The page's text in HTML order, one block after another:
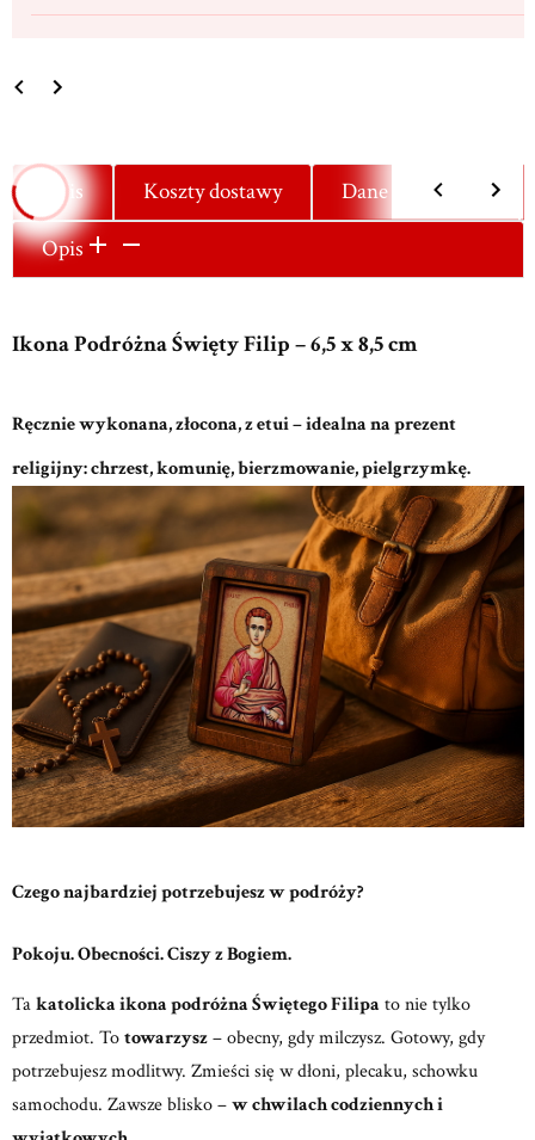
Opis Koszty dostawy
Dane techniczne
Opis
Ikona Podróżna Święty Filip – 6,5 x 8,5 cm
Ręcznie wykonana, złocona, z etui – idealna na prezent
religijny: chrzest, komunię, bierzmowanie, pielgrzymkę.
Czego najbardziej potrzebujesz w podróży?
Pokoju. Obecności. Ciszy z Bogiem.
Ta katolicka ikona podróżna Świętego Filipa to nie tylko
przedmiot. To towarzysz – obecny, gdy milczysz. Gotowy, gdy
potrzebujesz modlitwy. Zmieści się w dłoni, plecaku, schowku
samochodu. Zawsze blisko – w chwilach codziennych i